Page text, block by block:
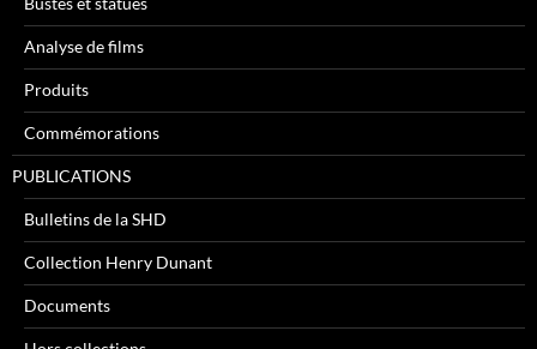
Analyse de films
Produits
Commémorations
PUBLICATIONS
Bulletins de la SHD
Collection Henry Dunant
Documents